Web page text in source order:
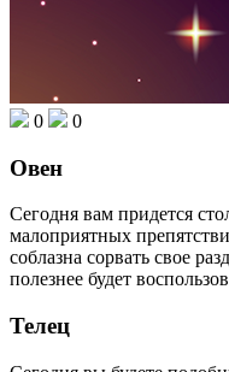
0 0
Овен
Сегодня вам придется
малоприятных
соблазна сорвать свое
полезнее будет
Телец